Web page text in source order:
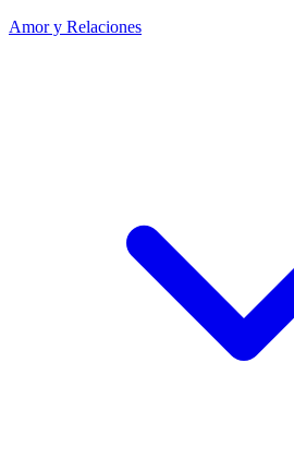
Amor y Relaciones